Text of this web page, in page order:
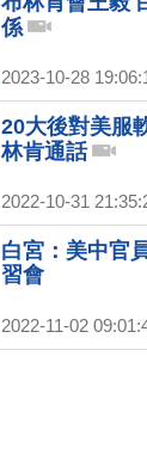
係
2023-10-28
20大後對美服
林肯通話
2022-10-31
白宮：美中官
習會
2022-11-02